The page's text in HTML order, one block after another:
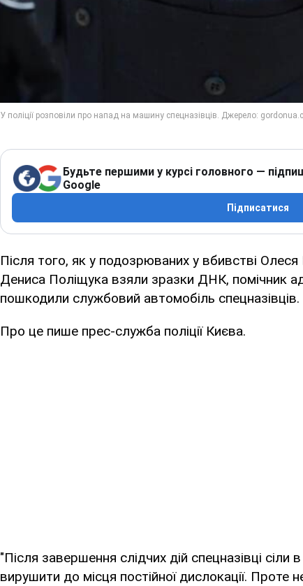
Будьте першими у курсі головного —
Google
Підписатися
Після того, як у подозрюваних у вбивстві
Дениса Поліщука взяли зразки ДНК, помічник
пошкодили службовий автомобіль спецназівців.
Про це пише прес-служба поліції Києва.
"Після завершення слідчих дій спецназівці
вирушити до місця постійної дислокації. Проте